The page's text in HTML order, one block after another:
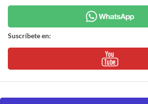
Suscríbete en: